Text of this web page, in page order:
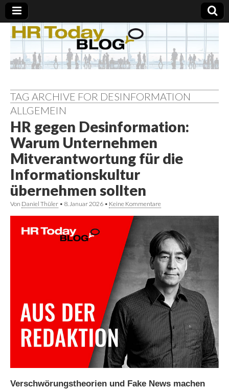
TAG ARCHIVE FOR DESINFORMATION
ALLGEMEIN
HR gegen Desinformation:
Warum Unternehmen
Mitverantwortung für die
Informationskultur
übernehmen sollten
Von Daniel Thüler • 8. Januar 2026 • Keine Kommentare
Verschwörungstheorien und Fake News machen